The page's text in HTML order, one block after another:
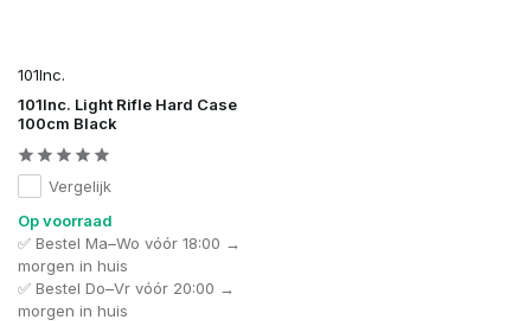
101Inc.
101Inc. Light Rifle Hard Case
100cm Black
Vergelijk
Op voorraad
✅ Bestel Ma–Wo vóór 18:00 →
morgen in huis
✅ Bestel Do–Vr vóór 20:00 →
morgen in huis